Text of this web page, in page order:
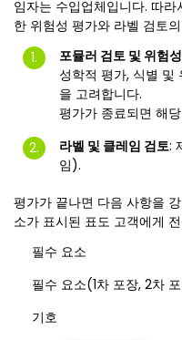
임자는 수입업체입니다. 따
한 위험성 평가와 라벨 검토
포뮬러 검토 및 위험
성학적 평가, 식별 및
을 고려합니다.
평가가 종료되면 해
라벨 및 클레임 검토:
임).
평가가 끝나면 다음 사항을
소가 표시된 표도 고객에게
필수 요소
필수 요소(1차 포장, 2차
기호